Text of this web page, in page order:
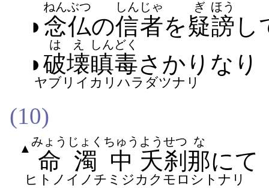
◗ 念仏
ねんぶつ
の信者
しんじゃ
を疑
ぎ
謗
ほう
し
◗破壊
はえ
瞋毒
しんどく
さかりなり
ヤブリイカリハラダツナリ
(10)
▲ 命濁
みょうじょく
中
ちゅう
夭
よう
刹
せつ
那
な
にて
ヒトノイノチミジカクモロシトナリ